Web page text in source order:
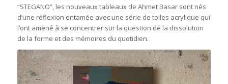
“STEGANO”, les nouveaux tableaux de Ahmet Basar sont nés
d’une réflexion entamée avec une série de toiles acrylique qui
l’ont amené à se concentrer sur la question de la dissolution
de la forme et des mémoires du quotidien.